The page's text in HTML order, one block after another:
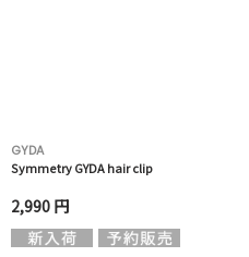
GYDA
Symmetry GYDA hair clip
2,990 円